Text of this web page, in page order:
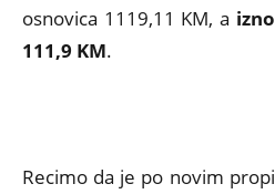
osnovica 1119,11 KM, a
111,9 KM.
Recimo da je po novim